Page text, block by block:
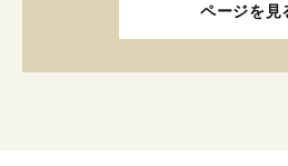
ページを見